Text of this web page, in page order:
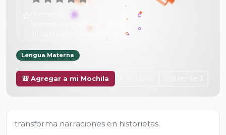
0
Lengua Materna
🎒 Agregar a mi Mochila
transforma narraciones en historietas.